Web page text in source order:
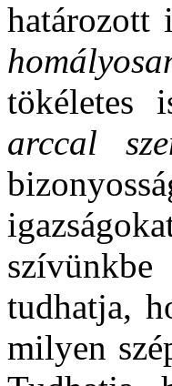
tökéletes
arccal
tudhatja,
milyen